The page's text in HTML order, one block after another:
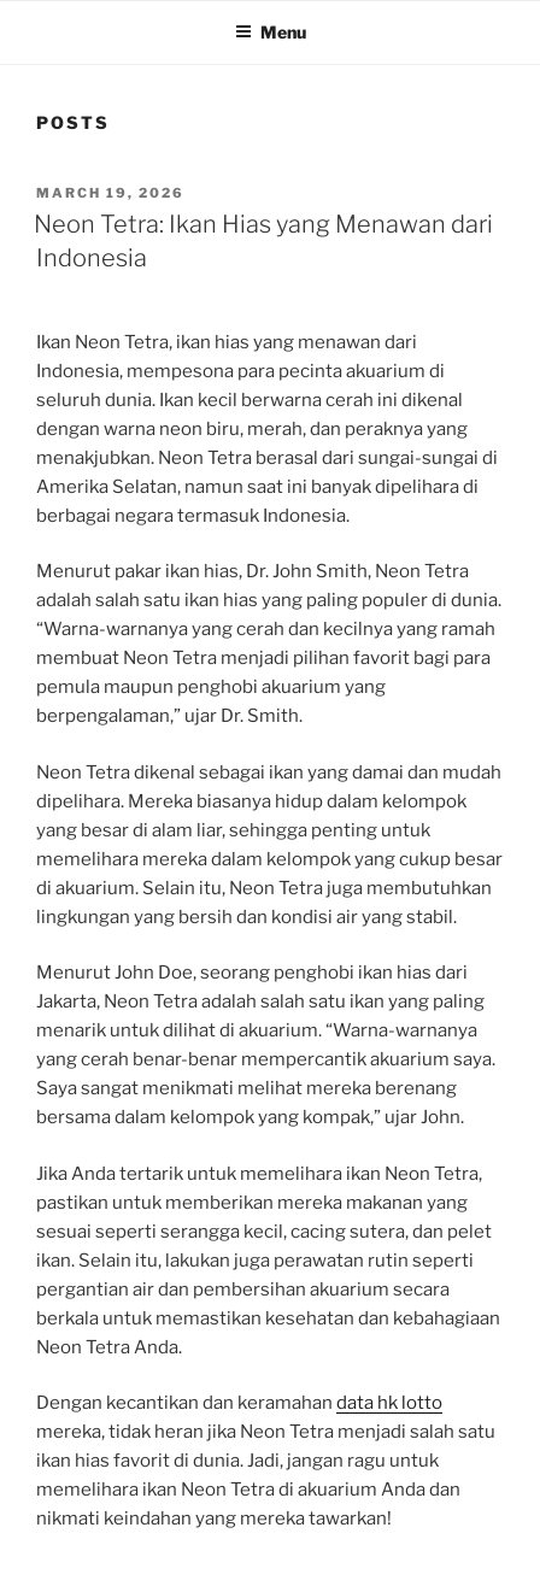
Menu
POSTS
POSTED
ON
MARCH 19, 2026
Neon Tetra: Ikan Hias yang Menawan dari
Indonesia
Ikan Neon Tetra, ikan hias yang menawan dari
Indonesia, mempesona para pecinta akuarium di
seluruh dunia. Ikan kecil berwarna cerah ini dikenal
dengan warna neon biru, merah, dan peraknya yang
menakjubkan. Neon Tetra berasal dari sungai-sungai di
Amerika Selatan, namun saat ini banyak dipelihara di
berbagai negara termasuk Indonesia.
Menurut pakar ikan hias, Dr. John Smith, Neon Tetra
adalah salah satu ikan hias yang paling populer di dunia.
“Warna-warnanya yang cerah dan kecilnya yang ramah
membuat Neon Tetra menjadi pilihan favorit bagi para
pemula maupun penghobi akuarium yang
berpengalaman,” ujar Dr. Smith.
Neon Tetra dikenal sebagai ikan yang damai dan mudah
dipelihara. Mereka biasanya hidup dalam kelompok
yang besar di alam liar, sehingga penting untuk
memelihara mereka dalam kelompok yang cukup besar
di akuarium. Selain itu, Neon Tetra juga membutuhkan
lingkungan yang bersih dan kondisi air yang stabil.
Menurut John Doe, seorang penghobi ikan hias dari
Jakarta, Neon Tetra adalah salah satu ikan yang paling
menarik untuk dilihat di akuarium. “Warna-warnanya
yang cerah benar-benar mempercantik akuarium saya.
Saya sangat menikmati melihat mereka berenang
bersama dalam kelompok yang kompak,” ujar John.
Jika Anda tertarik untuk memelihara ikan Neon Tetra,
pastikan untuk memberikan mereka makanan yang
sesuai seperti serangga kecil, cacing sutera, dan pelet
ikan. Selain itu, lakukan juga perawatan rutin seperti
pergantian air dan pembersihan akuarium secara
berkala untuk memastikan kesehatan dan kebahagiaan
Neon Tetra Anda.
Dengan kecantikan dan keramahan data hk lotto
mereka, tidak heran jika Neon Tetra menjadi salah satu
ikan hias favorit di dunia. Jadi, jangan ragu untuk
memelihara ikan Neon Tetra di akuarium Anda dan
nikmati keindahan yang mereka tawarkan!